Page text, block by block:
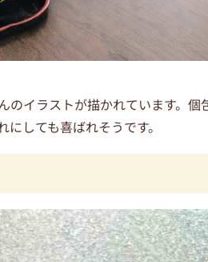
イラストが描かれています。個
しても喜ばれそうです。